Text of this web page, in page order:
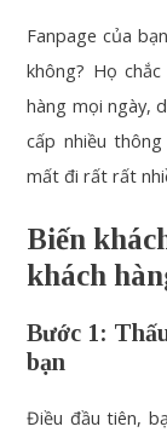
Fanpage của
không? Họ
hàng mọi ngày,
cấp nhiều
mất đi rất rất
Biến
khách
Bước 1:
bạn
Điều đầu tiên,